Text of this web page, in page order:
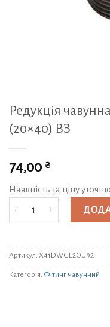
Редукція
(20×40) ВЗ
74,00 ₴
Наявність та ціну
Редукція чавунна
Артикул: X41DWGE2OU92
Категорія: Фітинг чавунний